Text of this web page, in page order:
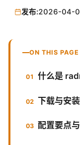
发布:2026-04-
ON THIS PAGE
什么是
下载与安
配置要点